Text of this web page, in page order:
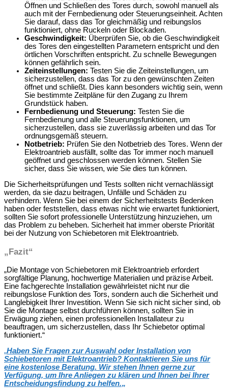
Öffnen und Schließen des Tores durch, sowohl manuell als
auch mit der Fernbedienung oder Steuerungseinheit. Achten
Sie darauf, dass das Tor gleichmäßig und reibungslos
funktioniert, ohne Ruckeln oder Blockaden.
Geschwindigkeit: Überprüfen Sie, ob die Geschwindigkeit
des Tores den eingestellten Parametern entspricht und den
örtlichen Vorschriften entspricht. Zu schnelle Bewegungen
können gefährlich sein.
Zeiteinstellungen: Testen Sie die Zeiteinstellungen, um
sicherzustellen, dass das Tor zu den gewünschten Zeiten
öffnet und schließt. Dies kann besonders wichtig sein, wenn
Sie bestimmte Zeitpläne für den Zugang zu Ihrem
Grundstück haben.
Fernbedienung und Steuerung: Testen Sie die
Fernbedienung und alle Steuerungsfunktionen, um
sicherzustellen, dass sie zuverlässig arbeiten und das Tor
ordnungsgemäß steuern.
Notbetrieb: Prüfen Sie den Notbetrieb des Tores. Wenn der
Elektroantrieb ausfällt, sollte das Tor immer noch manuell
geöffnet und geschlossen werden können. Stellen Sie
sicher, dass Sie wissen, wie Sie dies tun können.
Die Sicherheitsprüfungen und Tests sollten nicht vernachlässigt
werden, da sie dazu beitragen, Unfälle und Schäden zu
verhindern. Wenn Sie bei einem der Sicherheitstests Bedenken
haben oder feststellen, dass etwas nicht wie erwartet funktioniert,
sollten Sie sofort professionelle Unterstützung hinzuziehen, um
das Problem zu beheben. Sicherheit hat immer oberste Priorität
bei der Nutzung von Schiebetoren mit Elektroantrieb.
„Fazit“
„Die Montage von Schiebetoren mit Elektroantrieb erfordert
sorgfältige Planung, hochwertige Materialien und präzise Arbeit.
Eine fachgerechte Installation gewährleistet nicht nur die
reibungslose Funktion des Tors, sondern auch die Sicherheit und
Langlebigkeit Ihrer Investition. Wenn Sie sich nicht sicher sind, ob
Sie die Montage selbst durchführen können, sollten Sie in
Erwägung ziehen, einen professionellen Installateur zu
beauftragen, um sicherzustellen, dass Ihr Schiebetor optimal
funktioniert.“
„Haben Sie Fragen zur Auswahl oder Installation von
Schiebetoren mit Elektroantrieb? Kontaktieren Sie uns für
eine kostenlose Beratung. Wir stehen Ihnen gerne zur
Verfügung, um Ihre Anliegen zu klären und Ihnen bei Ihrer
Entscheidungsfindung zu helfen.„